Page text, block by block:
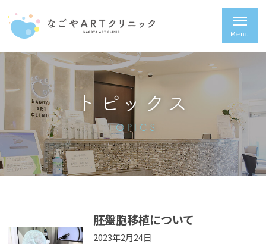
トピックス
TOPICS
胚盤胞移植について
2023年2月24日